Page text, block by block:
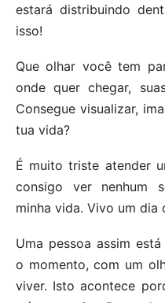
estará distribuindo
isso!
Que olhar você tem
onde quer chegar,
Consegue visualizar,
tua vida?
É muito triste atender
consigo ver nenhum
minha vida. Vivo um dia
Uma pessoa assim
o momento, com um
viver. Isto acontece